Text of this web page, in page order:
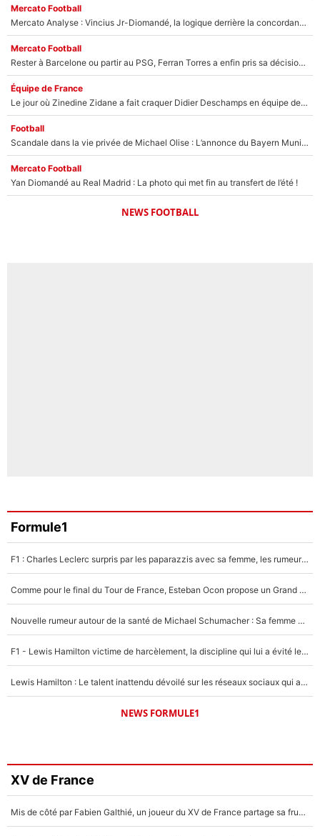
Mercato Football
Mercato Analyse : Vincius Jr-Diomandé, la logique derrière la concordance des temps
Mercato Football
Rester à Barcelone ou partir au PSG, Ferran Torres a enfin pris sa décision : La course contre la montre est lancée !
Équipe de France
Le jour où Zinedine Zidane a fait craquer Didier Deschamps en équipe de France : «Je m’en suis voulu», l’ancien sélectionneur a regretté son geste !
Football
Scandale dans la vie privée de Michael Olise : L’annonce du Bayern Munich sur son enfant caché
Mercato Football
Yan Diomandé au Real Madrid : La photo qui met fin au transfert de l’été !
NEWS FOOTBALL
Formule1
F1 : Charles Leclerc surpris par les paparazzis avec sa femme, les rumeurs étaient vraies !
Comme pour le final du Tour de France, Esteban Ocon propose un Grand Prix de Formule 1 à Paris : «Autour de l’Arc de Triomphe, ce serait génial» !
Nouvelle rumeur autour de la santé de Michael Schumacher : Sa femme Corinna sort du silence
F1 - Lewis Hamilton victime de harcèlement, la discipline qui lui a évité le pire : «J'aurais probablement mal tourné»
Lewis Hamilton : Le talent inattendu dévoilé sur les réseaux sociaux qui a impressionné Kim Kardashian pendant leurs vacances en amoureux !
NEWS FORMULE1
XV de France
Mis de côté par Fabien Galthié, un joueur du XV de France partage sa frustration : «ils ne me l’ont pas dit tout de suite»